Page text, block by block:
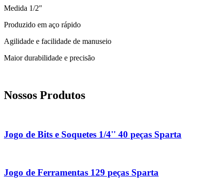
Medida 1/2″
Produzido em aço rápido
Agilidade e facilidade de manuseio
Maior durabilidade e precisão
Nossos Produtos
Jogo de Bits e Soquetes 1/4'' 40 peças Sparta
Jogo de Ferramentas 129 peças Sparta